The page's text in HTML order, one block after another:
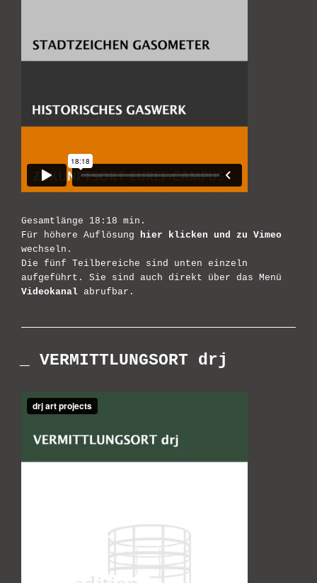
Gesamtlänge 18:18 min.
Für höhere Auflösung hier klicken und zu Vimeo
wechseln.
Die fünf Teilbereiche sind unten einzeln
aufgeführt. Sie sind auch direkt über das Menü
Videokanal abrufbar.
_ VERMITTLUNGSORT drj